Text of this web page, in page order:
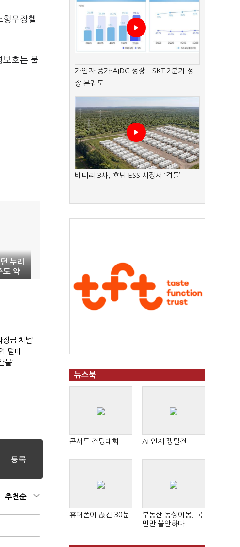
무장헬
보호는 물
누리
도 약
징금 처벌'
덜미
불'
추천순
가입자 증가·AIDC 성장…SKT 2분기 성
장 본궤도
배터리 3사, 호남 ESS 시장서 ‘격돌’
뉴스북
콘서트 전당대회 AI 인재 쟁탈전
휴대폰이 끊긴 30분
부동산 동상이몽, 국
민만 불안하다